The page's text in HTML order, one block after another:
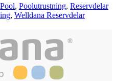
Pool, Poolutrustning, Reservdelar
, Welldana Reservdelar